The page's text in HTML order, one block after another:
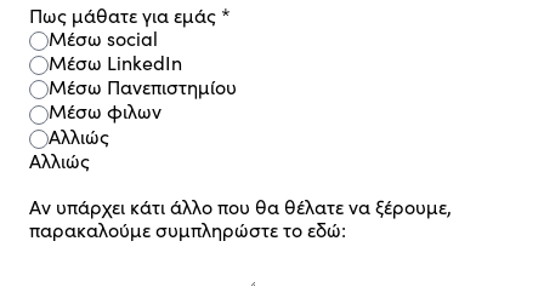
Πως μάθατε για εμάς *
Μέσω social
Μέσω LinkedIn
Μέσω Πανεπιστημίου
Μέσω φιλων
Αλλιώς
Αλλιώς
Αν υπάρχει κάτι άλλο που θα θέλατε να ξέρουμε,
παρακαλούμε συμπληρώστε το εδώ: